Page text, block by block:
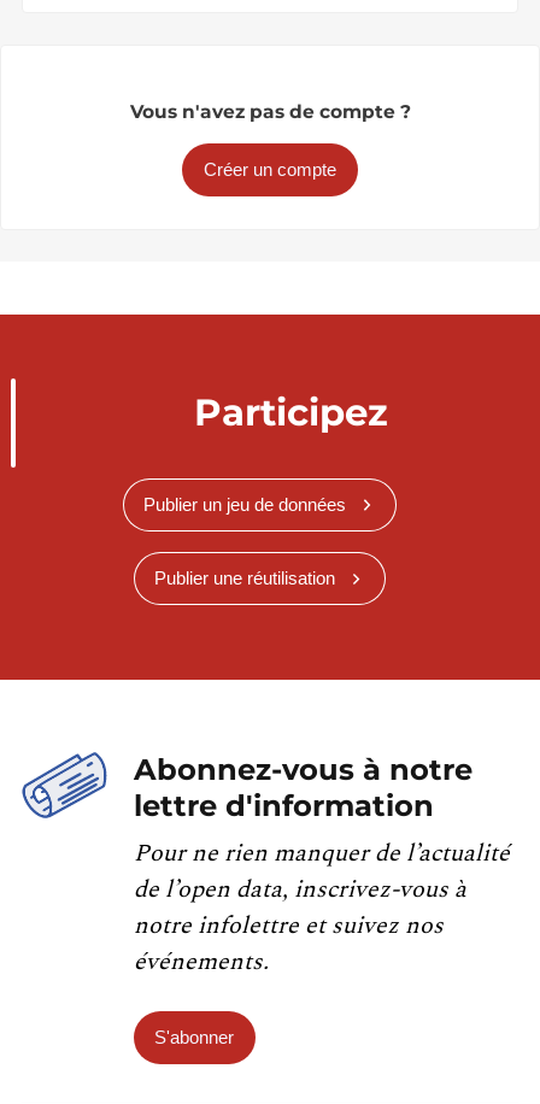
Vous n'avez pas de compte ?
Créer un compte
Participez
Publier un jeu de données
Publier une réutilisation
Abonnez-vous à notre
lettre d'information
Pour ne rien manquer de l’actualité
de l’open data, inscrivez-vous à
notre infolettre et suivez nos
événements.
S'abonner